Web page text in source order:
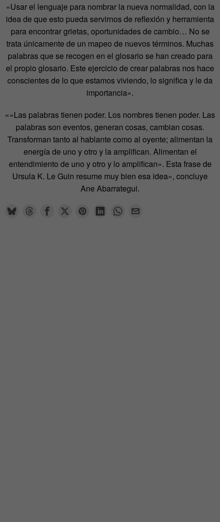
«Usar el lenguaje para nombrar la nueva normalidad, con la
idea de que esto pueda servirnos de reflexión y herramienta
para encontrar grietas, oportunidades de cambio… No se
trata únicamente de un mapeo de nuevos términos. Muchas
palabras que se recogen en el glosario se han creado para
el propio glosario. Este ejercicio de crear palabras nos hace
conscientes de lo que estamos viviendo, lo significa y le da
importancia».
«»Las palabras tienen poder. Los nombres tienen poder. Las
palabras son eventos, generan cosas, cambian cosas.
Transforman tanto al hablante como al oyente; alimentan la
energía de uno y otro y la amplifican. Alimentan el
entendimiento de uno y otro y lo amplifican». Esta frase de
Ursula K. Le Guin resume muy bien esa idea», concluye
Ane Abarrategui.